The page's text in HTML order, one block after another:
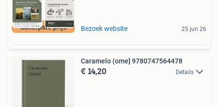
Scherpste prijs Bezoek website 25 jun 26
Caramelo (ome] 9780747564478
€ 14,20 Details